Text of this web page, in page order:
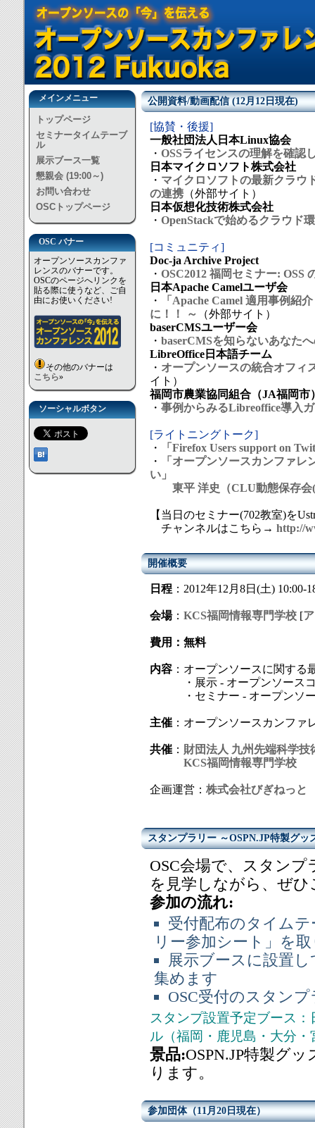
メインメニュー
トップページ
セミナータイムテーブ
ル
展示ブース一覧
懇親会 (19:00～)
お問い合わせ
OSCトップページ
OSC バナー
オープンソースカンファ
レンスのバナーです。
OSCのページへリンクを
貼る際に使うなど、ご自
由にお使いください!
その他のバナーは
こちら»
ソーシャルボタン
公開資料/動画配信 (12月12日現在)
[協賛・後援]
一般社団法人日本Linux協会
・ OSSライセンスの理解を確認
日本マイクロソフト株式会社
・ マイクロソフトの最新クラウ
の連携 （外部サイト）
日本仮想化技術株式会社
・ OpenStackで始めるクラウド
[コミュニティ]
Doc-ja Archive Project
・ OSC2012 福岡セミナー: OSS
日本Apache Camelユーザ会
・
「Apache Camel 適用事例紹
に！！ ～
（外部サイト）
baserCMSユーザー会
・ baserCMSを知らないあなた
LibreOffice日本語チーム
・ オープンソースの統合オフィ
イト）
福岡市農業協同組合（JA福岡市
・ 事例からみるLibreoffice導入
[ライトニングトーク]
・
「Firefox Users support on
・
「オープンソースカンファレ
い」
東平 洋史（CLU動態保存会(
【当日のセミナー(702教室)を
チャンネルはこちら→ http://
開催概要
日程 ：2012年12月8日(土) 10:00-
会場： KCS福岡情報専門学校 [
費用：無料
内容 ：オープンソースに関する
・展示 - オープンソースコ
・セミナー - オープンソー
主催 ：オープンソースカンファ
共催 ： 財団法人 九州先端科学技
KCS福岡情報専門学校
企画運営： 株式会社びぎねっと
スタンプラリー ～OSPN.JP特製グッ
OSC会場で、スタン
を見学しながら、ぜ
参加の流れ:
受付配布のタイム
リー参加シート」を
展示ブースに設置
集めます
OSC受付のスタン
スタンプ設置予定ブース
ル（福岡・鹿児島・大分
景品:OSPN.JP特製グ
ります。
参加団体（11月20日現在）